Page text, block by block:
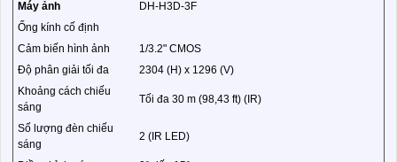
Máy ảnh
DH-H3D-3F
Ống kính cố định
Cảm biến hình ảnh
1/3.2" CMOS
Độ phân giải tối đa
2304 (H) x 1296 (V)
Khoảng cách chiếu
sáng
Tối đa 30 m (98,43 ft) (IR)
Số lượng đèn chiếu
sáng
2 (IR LED)